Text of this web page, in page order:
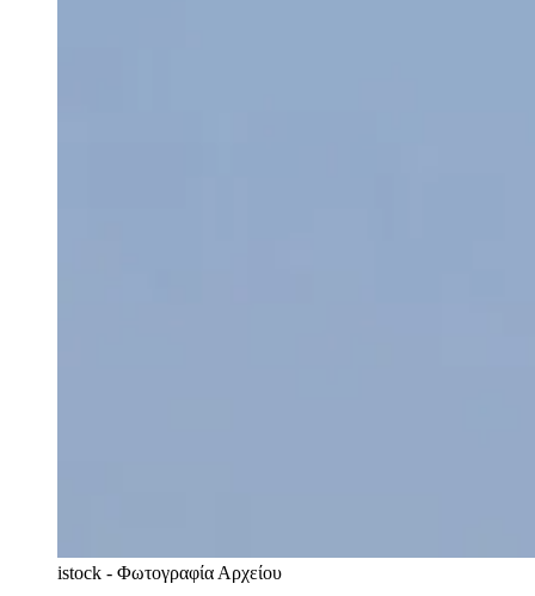
istock - Φωτογραφία Αρχείου